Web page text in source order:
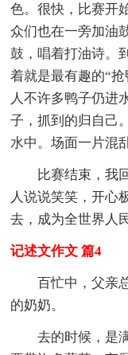
色。很快，比赛开
众们也在一旁加油
鼓，唱着打油诗。
着就是最有趣的“
人不许多鸭子仍进
子，抓到的归自己
水中。场面一片
比赛结束，我回
人说说笑笑，开心
去，成为全世界人
记述文作文 篇4
百忙中，父亲总
的奶奶。
去的时候，是满